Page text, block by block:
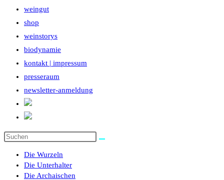
weingut
shop
weinstorys
biodynamie
kontakt | impressum
presseraum
newsletter-anmeldung
Diese
durchsuchen
Die Wurzeln
Die Unterhalter
Die Archaischen